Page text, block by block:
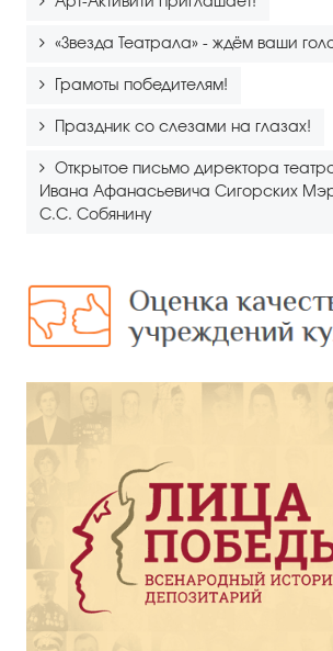
«Звезда Театрала» - ждём ваши
Грамоты победителям!
Праздник со слезами на глазах!
Открытое письмо директора
Ивана Афанасьевича Сигорских
С.С. Собянину